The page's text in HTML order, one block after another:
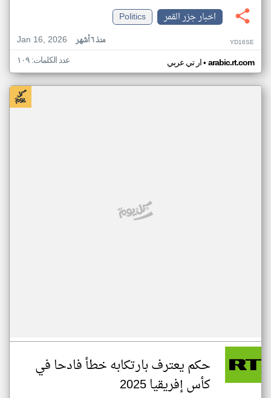
اخبار جزر القمر
Politics
Jan 16, 2026
منذ ٦ أشهر YD16SE
ار تي عربي• arabic.rt.com عدد الكلمات: ١٠٩
حكم يعترف بارتكابه خطأ فادحا في
كأس إفريقيا 2025